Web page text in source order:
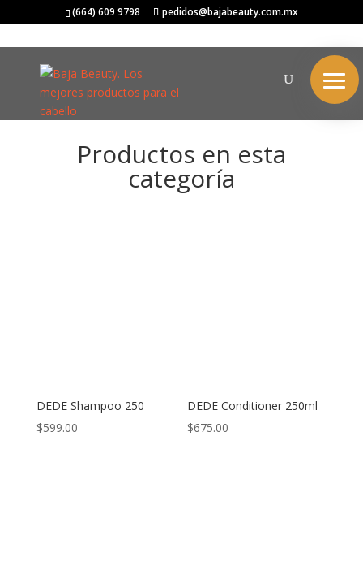
(664) 609 9798 pedidos@bajabeauty.com.mx
Productos en esta
categoría
DEDE Shampoo 250
$599.00
DEDE Conditioner 250ml
$675.00